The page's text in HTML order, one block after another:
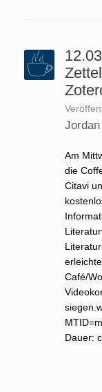
Jordan
Am
die
Citavi
Café/
Dauer: